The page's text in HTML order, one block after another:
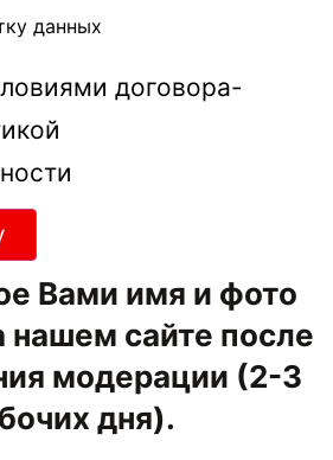
данных
договора-
Вами имя и фото
нашем сайте после
модерации (2-3
дня).